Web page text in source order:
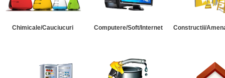
Chimicale/Cauciucuri Computere/Soft/Internet Constructii/